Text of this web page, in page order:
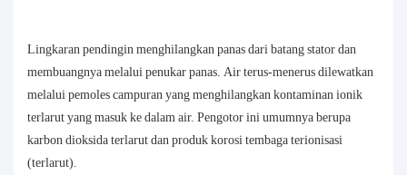
Lingkaran pendingin menghilangkan panas dari batang stator dan
membuangnya melalui penukar panas. Air terus-menerus dilewatkan
melalui pemoles campuran yang menghilangkan kontaminan ionik
terlarut yang masuk ke dalam air. Pengotor ini umumnya berupa
karbon dioksida terlarut dan produk korosi tembaga terionisasi
(terlarut).